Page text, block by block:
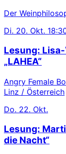
Der
Di. 20. Okt.
Lesung:
„LAHEA“
Angry Female
Linz / Österreich
Do. 22. Okt.
Lesung:
die Nacht“